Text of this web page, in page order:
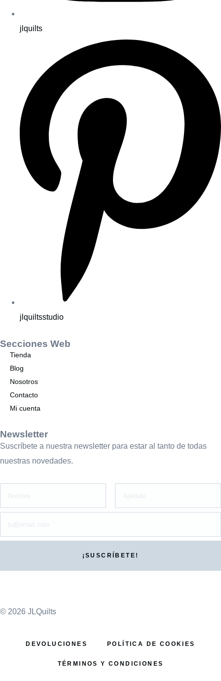
jlquilts
jlquiltsstudio
Secciones Web
Tienda
Blog
Nosotros
Contacto
Mi cuenta
Newsletter
Suscríbete a nuestra newsletter para estar al tanto de todas
nuestras novedades.
© 2026 JLQuilts
DEVOLUCIONES POLÍTICA DE COOKIES
TÉRMINOS Y CONDICIONES